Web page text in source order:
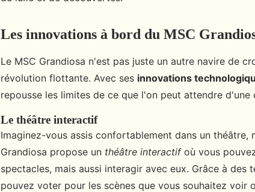
Les innovations à bord du MSC
Le MSC Grandiosa n'est pas juste un autre navire de
révolution flottante. Avec ses innovations
repousse les limites de ce que l'on peut attendre d'une
Le théâtre interactif
Imaginez-vous assis confortablement dans un théâtre,
Grandiosa propose un théâtre interactifoù vous
spectacles, mais aussi interagir avec eux. Grâce à des
pouvez voter pour les scènes que vous souhaitez voir